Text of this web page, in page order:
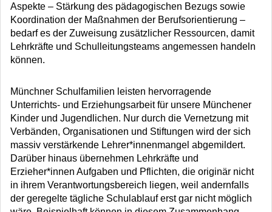
Aspekte – Stärkung des pädagogischen Bezugs sowie
Koordination der Maßnahmen der Berufsorientierung –
bedarf es der Zuweisung zusätzlicher Ressourcen, damit
Lehrkräfte und Schulleitungsteams angemessen handeln
können.
Münchner Schulfamilien leisten hervorragende
Unterrichts- und Erziehungsarbeit für unsere Münchener
Kinder und Jugendlichen. Nur durch die Vernetzung mit
Verbänden, Organisationen und Stiftungen wird der sich
massiv verstärkende Lehrer*innenmangel abgemildert.
Darüber hinaus übernehmen Lehrkräfte und
Erzieher*innen Aufgaben und Pflichten, die originär nicht
in ihrem Verantwortungsbereich liegen, weil andernfalls
der geregelte tägliche Schulablauf erst gar nicht möglich